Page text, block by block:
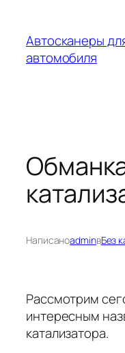
содержимому
Автосканеры
автомобиля
НаписаноadminвБез
Рассмотрим
интересным
катализатора.